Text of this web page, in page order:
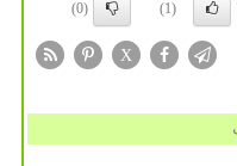
(1)
(0)
X